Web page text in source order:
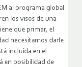
al programa global
los visos de una
que primar, el
necesitamos darle
incluida en el
en posibilidad de